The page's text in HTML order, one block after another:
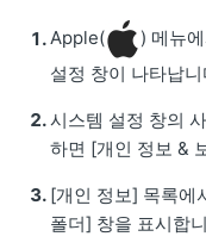
Apple(
) 메뉴
설정 창이 나타납니
시스템 설정 창의
하면 [개인 정보 &
[개인 정보] 목록에
폴더] 창을 표시합